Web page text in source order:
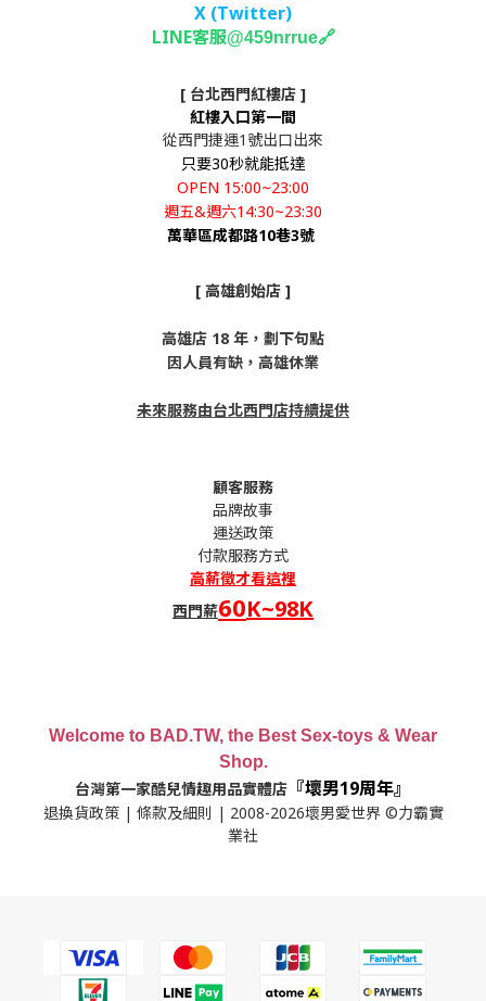
X (Twitter)
LINE客服@459nrrue🔗
[ 台北西門紅樓店 ]
紅樓入口第一間
從西門捷運1號出口出來
只要30秒就能抵達
OPEN 15:00~23:00
週五&週六14:30~23:30
萬華區成都路10巷3號
[ 高雄創始店 ]
高雄店 18 年，劃下句點
因人員有缺，高雄休業
未來服務由台北西門店持續提供
顧客服務
品牌故事
運送政策
付款服務方式
高薪徵才看這裡
西門薪60K~98K
Welcome to BAD.TW, the Best Sex-toys & Wear
Shop.
台灣第一家酷兒情趣用品實體店 『壞男19周年』
退換貨政策| 條款及細則 | 2008-2026壞男愛世界 ©力霸實
業社